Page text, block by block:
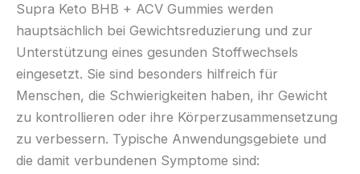
Supra Keto BHB + ACV Gummies werden
hauptsächlich bei Gewichtsreduzierung und zur
Unterstützung eines gesunden Stoffwechsels
eingesetzt. Sie sind besonders hilfreich für
Menschen, die Schwierigkeiten haben, ihr Gewicht
zu kontrollieren oder ihre Körperzusammensetzung
zu verbessern. Typische Anwendungsgebiete und
die damit verbundenen Symptome sind: